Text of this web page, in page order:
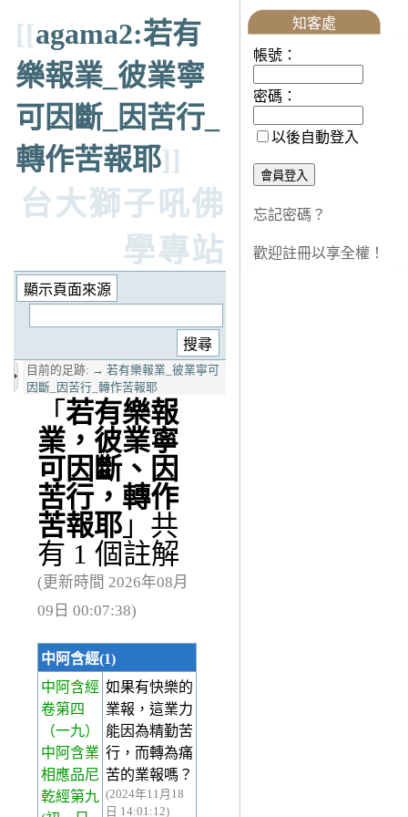
[[agama2:若有
樂報業_彼業寧
可因斷_因苦行_
轉作苦報耶]]
台大獅子吼佛
學專站
目前的足跡: → 若有樂報業_彼業寧可
因斷_因苦行_轉作苦報耶
「 若有樂報
業，彼業寧
可因斷、因
苦行，轉作
苦報耶 」共
有 1 個註解
(更新時間 2026年08月
09日 00:07:38)
中阿含經(1)
中阿含經
卷第四
（一九）
中阿含業
相應品尼
乾經第九
如果有快樂的
業報，這業力
能因為精勤苦
行，而轉為痛
苦的業報嗎？
(2024年11月18
日 14:01:12)
知客處
帳號：
密碼：
以後自動登入
忘記密碼？
歡迎註冊以享全權！